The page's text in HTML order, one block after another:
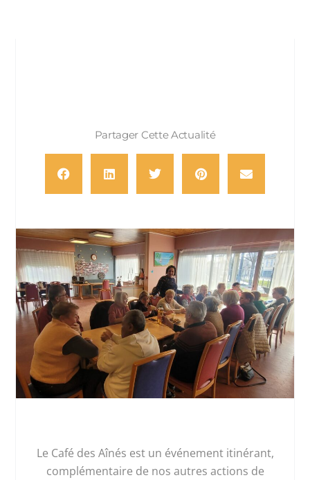
Partager Cette Actualité
Le Café des Aînés est un événement itinérant,
complémentaire de nos autres actions de